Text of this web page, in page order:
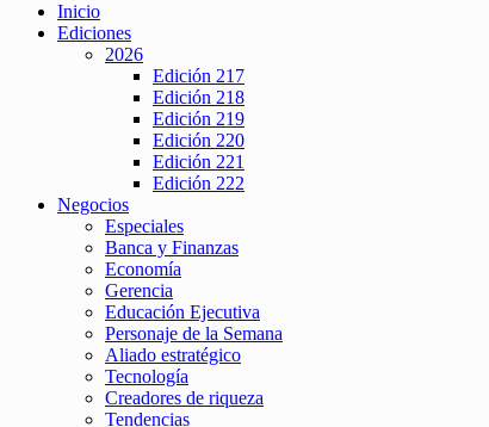
Inicio
Ediciones
2026
Edición 217
Edición 218
Edición 219
Edición 220
Edición 221
Edición 222
Negocios
Especiales
Banca y Finanzas
Economía
Gerencia
Educación Ejecutiva
Personaje de la Semana
Aliado estratégico
Tecnología
Creadores de riqueza
Tendencias